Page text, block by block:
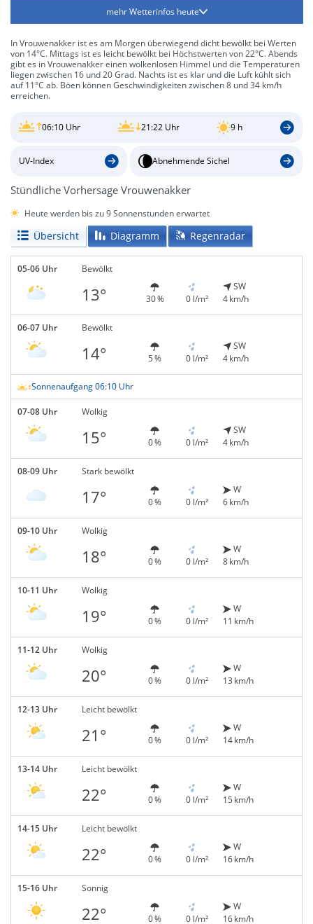
mehr Wetterinfos heute
In Vrouwenakker ist es am Morgen überwiegend dicht bewölkt bei Werten
von 14°C. Mittags ist es leicht bewölkt bei Höchstwerten von 22°C. Abends
gibt es in Vrouwenakker einen wolkenlosen Himmel und die Temperaturen
liegen zwischen 16 und 20 Grad. Nachts ist es klar und die Luft kühlt sich
auf 11°C ab. Böen können Geschwindigkeiten zwischen 8 und 34 km/h
erreichen.
06:10 Uhr 21:22 Uhr 9 h
UV-Index Abnehmende Sichel
Stündliche Vorhersage Vrouwenakker
Heute werden bis zu 9 Sonnenstunden erwartet
Übersicht Diagramm Regenradar
05-06 Uhr Bewölkt
13° 30 % 0 l/m²
SW
4 km/h
06-07 Uhr Bewölkt
14° 5 % 0 l/m²
SW
4 km/h
Sonnenaufgang 06:10 Uhr
07-08 Uhr Wolkig
15° 0 % 0 l/m²
SW
4 km/h
08-09 Uhr Stark bewölkt
17° 0 % 0 l/m²
W
6 km/h
09-10 Uhr Wolkig
18° 0 % 0 l/m²
W
8 km/h
10-11 Uhr Wolkig
19° 0 % 0 l/m²
W
11 km/h
11-12 Uhr Wolkig
20° 0 % 0 l/m²
W
13 km/h
12-13 Uhr Leicht bewölkt
21° 0 % 0 l/m²
W
14 km/h
13-14 Uhr Leicht bewölkt
22° 0 % 0 l/m²
W
15 km/h
14-15 Uhr Leicht bewölkt
22° 0 % 0 l/m²
W
16 km/h
15-16 Uhr Sonnig
22° 0 % 0 l/m²
W
16 km/h